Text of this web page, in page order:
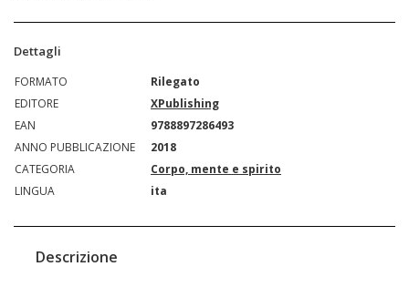
Dettagli
FORMATO
Rilegato
EDITORE
XPublishing
EAN
9788897286493
ANNO PUBBLICAZIONE
2018
CATEGORIA
Corpo, mente e spirito
LINGUA
ita
Descrizione